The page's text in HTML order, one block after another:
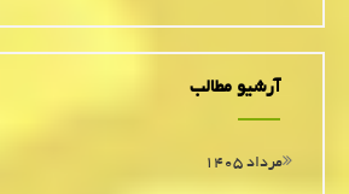
آرشیو مطالب
مرداد ۱۴۰۵